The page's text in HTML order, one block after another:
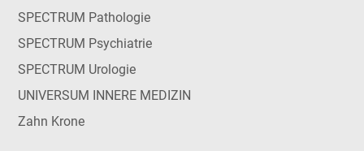
SPECTRUM Pathologie
SPECTRUM Psychiatrie
SPECTRUM Urologie
UNIVERSUM INNERE MEDIZIN
Zahn Krone